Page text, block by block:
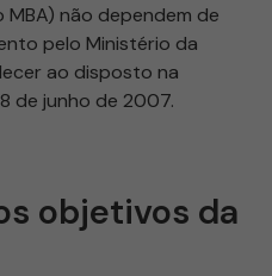
não dependem de
pelo Ministério da
ao disposto na
de junho de 2007.
objetivos da